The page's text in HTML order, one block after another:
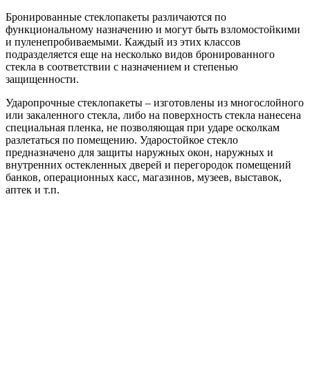
Бронированные стеклопакеты различаются по
функциональному назначению и могут быть взломостойкими
и пуленепробиваемыми. Каждый из этих классов
подразделяется еще на несколько видов бронированного
стекла в соответствии с назначением и степенью
защищенности.
Ударопрочные стеклопакеты – изготовлены из многослойного
или закаленного стекла, либо на поверхность стекла нанесена
специальная пленка, не позволяющая при ударе осколкам
разлетаться по помещению. Ударостойкое стекло
предназначено для защиты наружных окон, наружных и
внутренних остекленных дверей и перегородок помещений
банков, операционных касс, магазинов, музеев, выставок,
аптек и т.п.